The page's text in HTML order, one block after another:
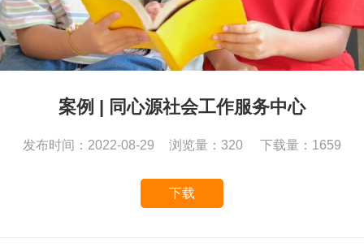
案例 | 同心源社会工作服务中心
发布时间：2022-08-29 浏览量：320 下载量：1659
下载